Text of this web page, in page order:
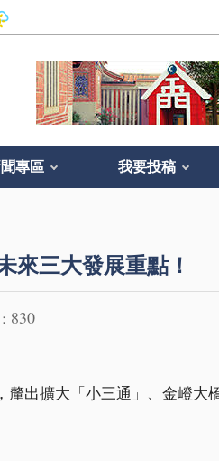
專區 我要投稿
來三大發展重點！
830
釐出擴大「小三通」、金嶝